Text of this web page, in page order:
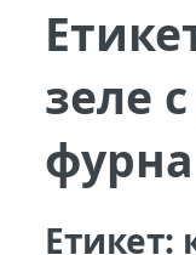
зеле
фурна
Етикет: